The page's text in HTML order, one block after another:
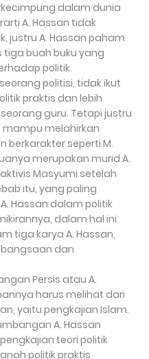
dalam dunia
A. Hassan tidak
justru A. Hassan paham
buah buku yang
politik.
politisi, tidak ikut
praktis dan lebih
guru. Tetapi justru
mampu melahirkan
berkarakter seperti M.
merupakan murid A.
Masyumi setelah
itu, yang paling
Hassan dalam politik
dalam hal ini
tiga karya A. Hassan,
dan
Persis atau A.
harus melihat dari
yaitu pengkajian Islam.
A. Hassan
teori politik
politik praktis